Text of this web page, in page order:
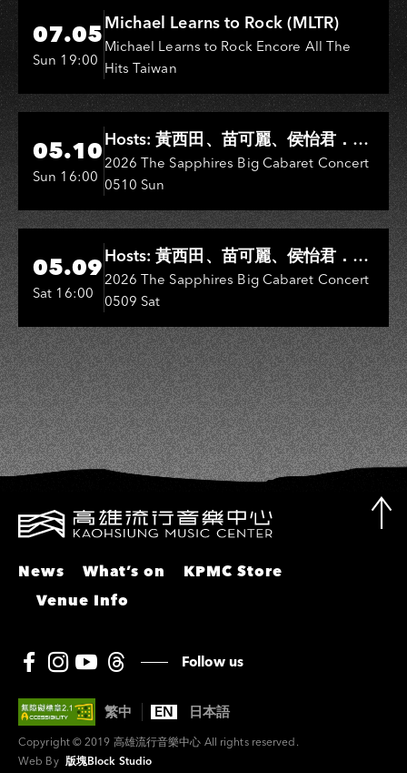
Hi-Ing Music Hall
07.05
Sun 19:00
Michael Learns to Rock (MLTR)
Michael Learns to Rock Encore All The
Hits Taiwan
Hi-Ing Music Hall
05.10
Sun 16:00
Hosts: 黃西田、苗可麗、侯怡君．
Entertainers: 葉啟田、鳥來嬤-吳
敏、王彩樺、王瑞霞、吳淑敏、施文
彬、邵大倫、曹雅雯、陳孟賢、黃露
瑤
2026 The Sapphires Big Cabaret Concert
0510 Sun
Hi-Ing Music Hall
05.09
Sat 16:00
Hosts: 黃西田、苗可麗、侯怡君．
Entertainers: 葉啟田、鳥來嬤-吳
敏、張秀卿、王彩樺、吳淑敏、施文
彬、邵大倫、曹雅雯、陳孟賢、黃露
瑤
2026 The Sapphires Big Cabaret Concert
0509 Sat
News What’s on
KPMC Store
Venue Info
Follow us
Copyright © 2019 高雄流行音樂中心 All rights reserved.
Web By 版塊Block Studio
繁中 EN 日本語